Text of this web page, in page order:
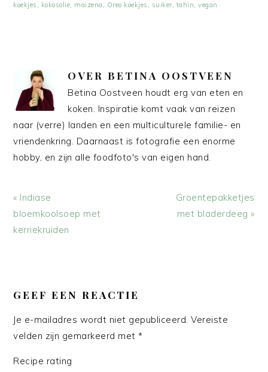
koekjes kokosolie maizena Oreo koekjes suiker tahin ,vegan
OVER BETINA OOSTVEEN
Betina Oostveen houdt erg van eten en
koken. Inspiratie komt vaak van reizen
naar (verre) landen en een multiculturele familie- en
vriendenkring. Daarnaast is fotografie een enorme
hobby, en zijn alle foodfoto's van eigen hand.
Vorig
bericht:
« Indiase
bloemkoolsoep met
kerriekruiden
Volgend
bericht:
Groentepakketjes
met bladerdeeg »
INTERACTIES
GEEF EEN REACTIE
Je e-mailadres wordt niet gepubliceerd. Vereiste
velden zijn gemarkeerd met*
Recipe rating